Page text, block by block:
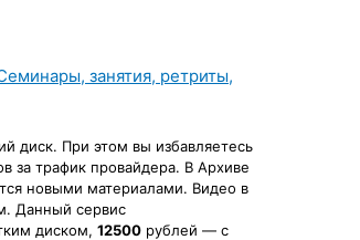
занятия, ретриты,
диск. При этом вы избавляетесь
за трафик провайдера. В Архиве
новыми материалами. Видео в
Данный сервис
диском, 12500 рублей — с